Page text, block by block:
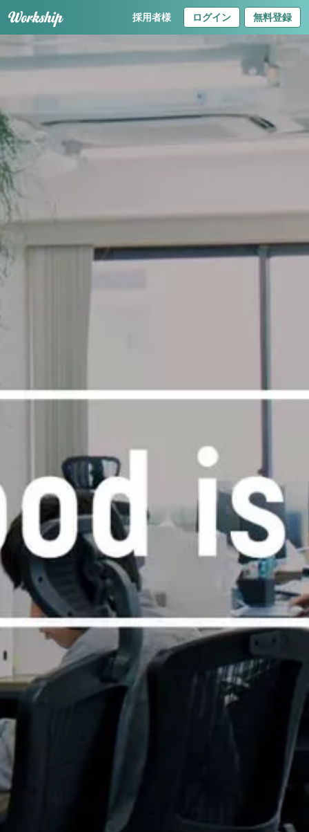
採用者様 ログイン 無料登録